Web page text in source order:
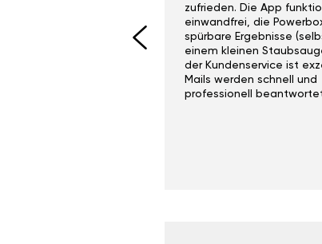
zufrieden. Die App
einwandfrei, die
spürbare Ergebnisse
einem kleinen
der Kundenservice ist
Mails werden schnell und
professionell